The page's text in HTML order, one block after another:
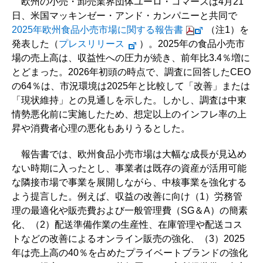
日、米国マッキンゼー・アンド・カンパニーと共同で
2025年欧州食品小売市場に関する報告書
（注1）を
発表した（プレスリリース
）。2025年の食品小売市
場の売上高は、収益性への圧力が続き、前年比3.4％増に
とどまった。2026年初頭の時点で、調査に回答したCEO
の64％は、市況環境は2025年と比較して「改善」または
「現状維持」との見通しを示した。しかし、調査は中東
情勢悪化前に実施したため、想定以上のインフレ率の上
昇や消費者心理の悪化もありうるとした。
報告書では、欧州食品小売市場は大幅な成長が見込め
ない時期に入ったとし、事業者は既存の資産が活用可能
な隣接市場で事業を展開しながら、中核事業を強化する
よう提言した。例えば、収益の改善に向け（1）労務管
理の最適化や販売費および一般管理費（SG＆A）の簡素
化、（2）配送準備作業の生産性、在庫管理や配送コス
トなどの改善によるオンライン販売の強化、（3）2025
年は売上高の40％を占めたプライベートブランドの強化